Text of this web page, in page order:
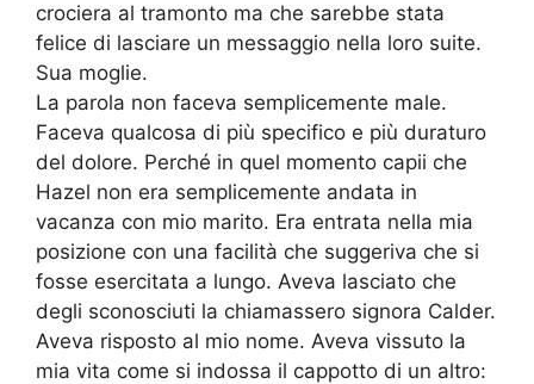
crociera al tramonto ma che sarebbe stata
felice di lasciare un messaggio nella loro suite.
Sua moglie.
La parola non faceva semplicemente male.
Faceva qualcosa di più specifico e più duraturo
del dolore. Perché in quel momento capii che
Hazel non era semplicemente andata in
vacanza con mio marito. Era entrata nella mia
posizione con una facilità che suggeriva che si
fosse esercitata a lungo. Aveva lasciato che
degli sconosciuti la chiamassero signora Calder.
Aveva risposto al mio nome. Aveva vissuto la
mia vita come si indossa il cappotto di un altro: